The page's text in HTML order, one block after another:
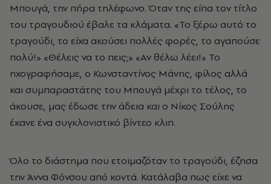
Μπουγά, την πήρα τηλέφωνο. Όταν της είπα τον τίτλο
του τραγουδιού έβαλε τα κλάματα. «Το ξέρω αυτό το
τραγούδι, το είχα ακούσει πολλές φορές, το αγαπούσε
πολύ!» «Θέλεις να το πεις;» «Αν θέλω λέει!» Το
ηχογραφήσαμε, ο Κωνσταντίνος Μάνης, φίλος αλλά
και συμπαραστάτης του Μπουγά μέχρι το τέλος, το
άκουσε, μας έδωσε την άδεια και ο Νίκος Σούλης
έκανε ένα συγκλονιστικό βίντεο κλιπ.
Όλο το διάστημα που ετοιμαζόταν το τραγούδι, έζησα
την Άννα Φόνσου από κοντά. Κατάλαβα πως είχε να